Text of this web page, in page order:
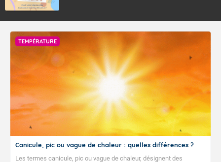
TEMPÉRATURE
Canicule, pic ou vague de chaleur : quelles différences ?
Les termes canicule, pic ou vague de chaleur, désignent des